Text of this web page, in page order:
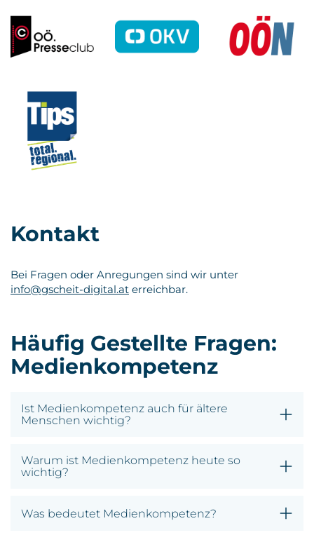
Kontakt
Bei Fragen oder Anregungen sind wir unter
info@gscheit-digital.at erreichbar.
Häufig Gestellte Fragen:
Medienkompetenz
Ist Medienkompetenz auch für ältere
Menschen wichtig?
Warum ist Medienkompetenz heute so
wichtig?
Was bedeutet Medienkompetenz?